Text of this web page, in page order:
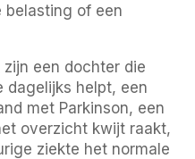
of een
een dochter die
dagelijks helpt, een
met Parkinson, een
overzicht kwijt raakt,
ziekte het normale